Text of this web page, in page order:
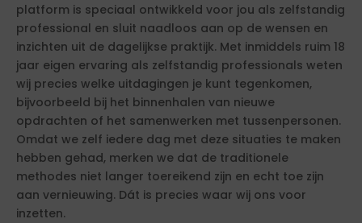
platform is speciaal ontwikkeld voor jou als zelfstandig
professional en sluit naadloos aan op de wensen en
inzichten uit de dagelijkse praktijk. Met inmiddels ruim 18
jaar eigen ervaring als zelfstandig professionals weten
wij precies welke uitdagingen je kunt tegenkomen,
bijvoorbeeld bij het binnenhalen van nieuwe
opdrachten of het samenwerken met tussenpersonen.
Omdat we zelf iedere dag met deze situaties te maken
hebben gehad, merken we dat de traditionele
methodes niet langer toereikend zijn en echt toe zijn
aan vernieuwing. Dát is precies waar wij ons voor
inzetten.